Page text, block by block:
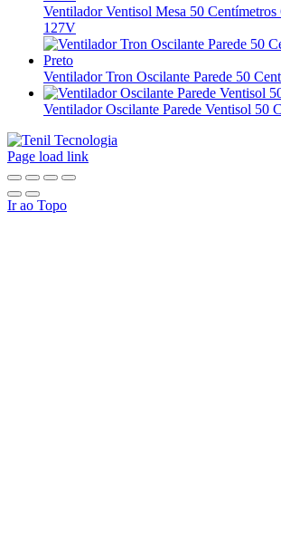
Ventilador Ventisol Mesa 50 Centímetros
127V
Ventilador Tron Oscilante Parede 50
Ventilador Oscilante Parede Ventisol 50
Page load link
Ir ao Topo